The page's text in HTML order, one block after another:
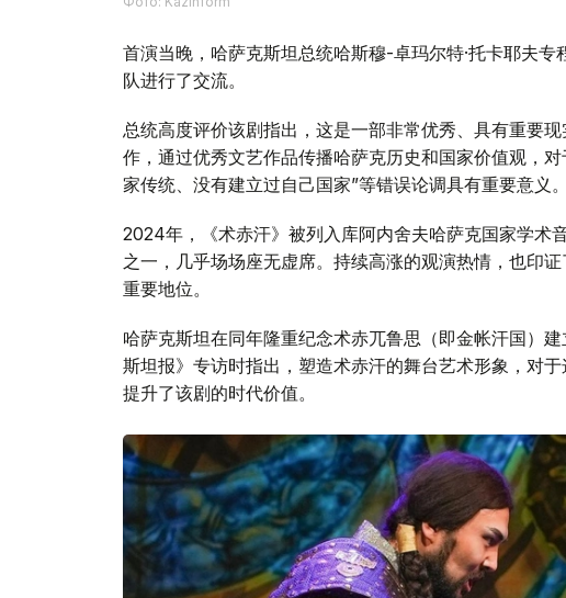
首演当晚，哈萨克斯坦总统哈斯穆-卓玛尔特·托卡耶夫
队进行了交流。
总统高度评价该剧指出，这是一部非常优秀、具有重要
作，通过优秀文艺作品传播哈萨克历史和国家价值观，
家传统、没有建立过自己国家”等错误论调具有重要意义。
2024年，《术赤汗》被列入库阿内舍夫哈萨克国家学术
之一，几乎场场座无虚席。持续高涨的观演热情，也印
重要地位。
哈萨克斯坦在同年隆重纪念术赤兀鲁思（即金帐汗国）
斯坦报》专访时指出，塑造术赤汗的舞台艺术形象，对
提升了该剧的时代价值。